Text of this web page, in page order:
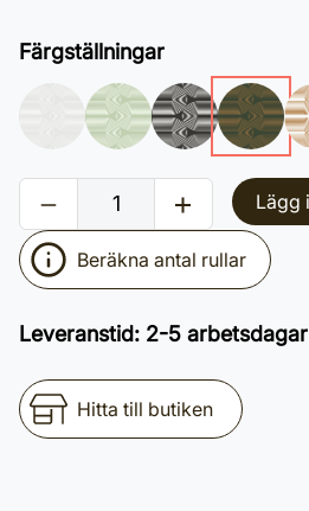
Färgställningar
Lägg
Beräkna antal rullar
Leveranstid: 2-5 arbetsdagar
Hitta till butiken